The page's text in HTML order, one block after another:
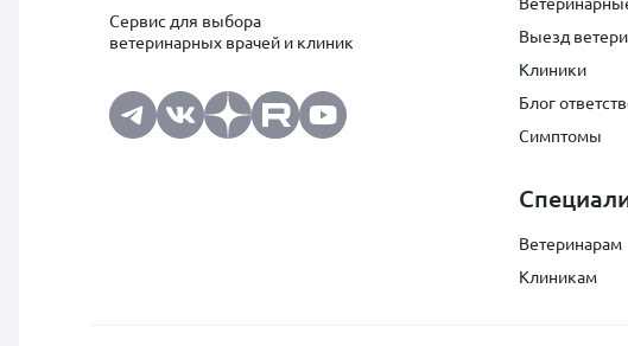
Сервис для выбора
ветеринарных врачей и клиник
Выезд
Клиники
Блог
Симптомы
Ветеринарам
Клиникам